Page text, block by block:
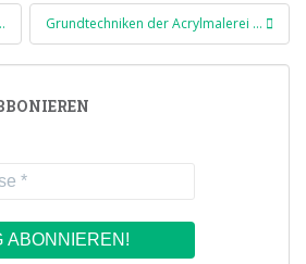
Grundtechniken der Acrylmalerei …